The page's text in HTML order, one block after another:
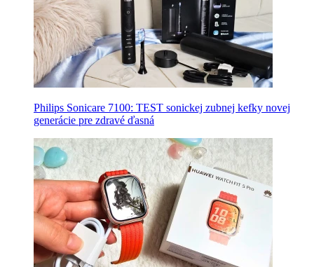
Philips Sonicare 7100: TEST sonickej zubnej kefky novej
generácie pre zdravé ďasná